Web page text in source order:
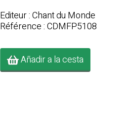
Editeur : Chant du Monde
Référence : CDMFP5108
Añadir a la cesta